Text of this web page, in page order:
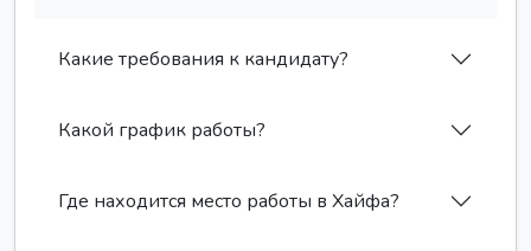
Какие требования к кандидату?
Какой график работы?
Где находится место работы в Хайфа?